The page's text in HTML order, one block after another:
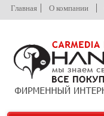
Главная О компании